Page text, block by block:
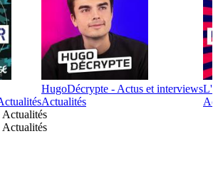
HugoDécrypte - Actus et interviews
Actualités
Actualités
Actualités